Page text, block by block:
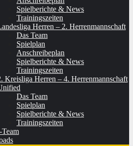
Spielberichte & News
Trainingszeiten
Herren – 2. Herrenmannschaft
Das Team
Spielplan
Anschreibeplan
Spielberichte & News
Trainingszeiten
Kreisliga Herren – 4. Herrenmannschaft
Das Team
Spielplan
Spielberichte & News
Trainingszeiten